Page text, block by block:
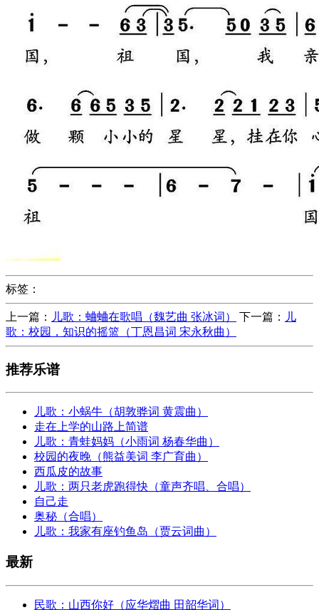
标签：
上一篇： 儿歌：蛐蛐在歌唱（魏艺曲 张冰词） 下一篇：
儿
歌：校园，知识的摇篮（丁恩昌词 宋永秋曲）
推荐乐谱
儿歌：小蜗牛（胡敦骅词 黄震曲）
走在上学的山路上简谱
儿歌：青蛙妈妈（小雨词 杨春华曲）
校园的夜晚（熊益美词 李广育曲）
西瓜皮的故事
儿歌：两只老虎跑得快（童声齐唱、合唱）
自己走
奥秘（合唱）
儿歌：我家有座钓鱼岛（贾云词曲）
最新
民歌：山西你好（应华熠曲 田韶华词）